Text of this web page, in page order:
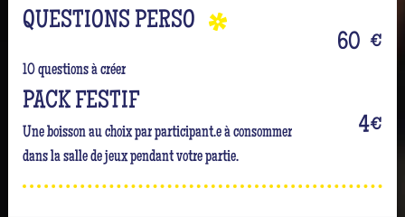
QUESTIONS PERSO
10 questions à créer
60 €
PACK FESTIF
Une boisson au choix par participant.e à consommer
dans la salle de jeux pendant votre partie.
4€